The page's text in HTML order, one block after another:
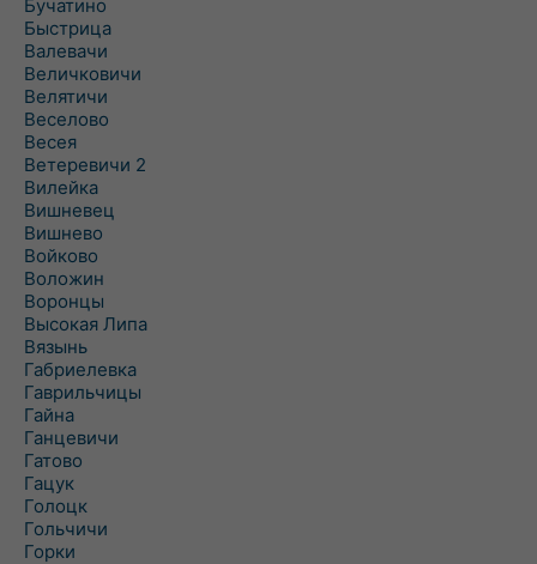
Бучатино
Быстрица
Валевачи
Величковичи
Велятичи
Веселово
Весея
Ветеревичи 2
Вилейка
Вишневец
Вишнево
Войково
Воложин
Воронцы
Высокая Липа
Вязынь
Габриелевка
Гаврильчицы
Гайна
Ганцевичи
Гатово
Гацук
Голоцк
Гольчичи
Горки